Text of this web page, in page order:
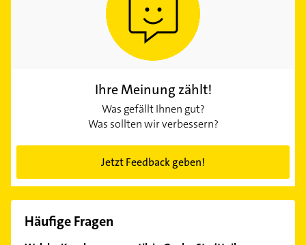
Ihre Meinung zählt!
Was gefällt Ihnen gut?
Was sollten wir verbessern?
Jetzt Feedback geben!
Häufige Fragen